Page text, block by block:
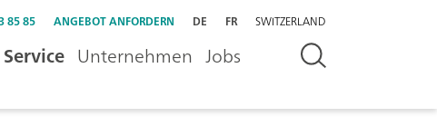
85 85 ANGEBOT ANFORDERN DE FR SWITZERLAND
Unternehmen Jobs